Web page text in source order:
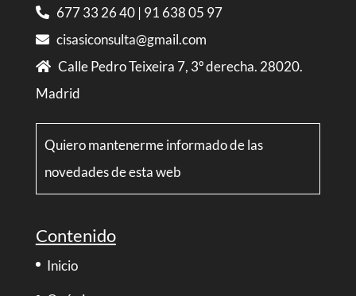
677 33 26 40| 91 638 05 97
cisasiconsulta@gmail.com
Calle Pedro Teixeira 7, 3º derecha. 28020.
Madrid
Quiero mantenerme informado de las
novedades de esta web
Contenido
Inicio